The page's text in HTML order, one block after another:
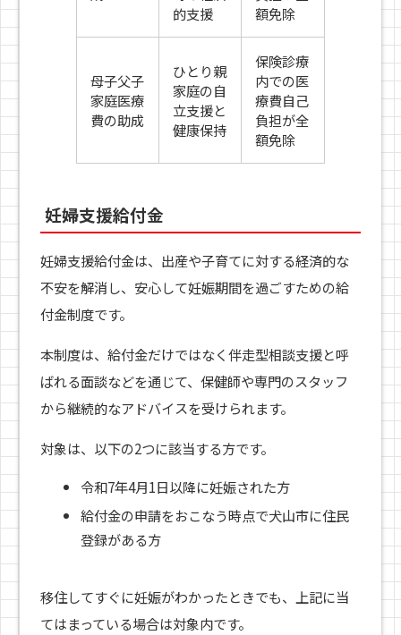
的支援
額免除
母子父子
家庭医療
費の助成
ひとり親
家庭の自
立支援と
健康保持
保険診療
内での医
療費自己
負担が全
額免除
妊婦支援給付金
妊婦支援給付金は、出産や子育てに対する経済的な
不安を解消し、安心して妊娠期間を過ごすための給
付金制度です。
本制度は、給付金だけではなく伴走型相談支援と呼
ばれる面談などを通じて、保健師や専門のスタッフ
から継続的なアドバイスを受けられます。
対象は、以下の2つに該当する方です。
令和7年4月1日以降に妊娠された方
給付金の申請をおこなう時点で犬山市に住民
登録がある方
移住してすぐに妊娠がわかったときでも、上記に当
てはまっている場合は対象内です。